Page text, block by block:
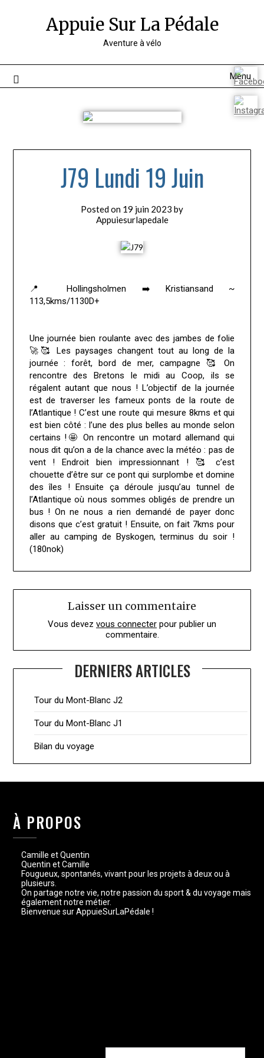
Appuie Sur La Pédale
Aventure à vélo
Menu
J79 Lundi 19 Juin
Posted on 19 juin 2023 by
Appuiesurlapedale
📍 Hollingsholmen ➡️ Kristiansand ~
113,5kms/1130D+
Une journée bien roulante avec des jambes de folie
🚀🥰 Les paysages changent tout au long de la
journée : forêt, bord de mer, campagne 🥰 On
rencontre des Bretons le midi au Coop, ils se
régalent autant que nous ! L’objectif de la journée
est de traverser les fameux ponts de la route de
l’Atlantique ! C’est une route qui mesure 8kms et qui
est bien côté : l’une des plus belles au monde selon
certains !🤩 On rencontre un motard allemand qui
nous dit qu’on a de la chance avec la météo : pas de
vent ! Endroit bien impressionnant ! 🥰 c’est
chouette d’être sur ce pont qui surplombe et domine
des îles ! Ensuite ça déroule jusqu’au tunnel de
l’Atlantique où nous sommes obligés de prendre un
bus ! On ne nous a rien demandé de payer donc
disons que c’est gratuit ! Ensuite, on fait 7kms pour
aller au camping de Byskogen, terminus du soir !
(180nok)
Laisser un commentaire
Vous devez vous connecter pour publier un
commentaire.
DERNIERS ARTICLES
Tour du Mont-Blanc J2
Tour du Mont-Blanc J1
Bilan du voyage
À PROPOS
Camille et Quentin
Quentin et Camille
Fougueux, spontanés, vivant pour les projets à deux ou à
plusieurs.
On partage notre vie, notre passion du sport & du voyage mais
également notre métier.
Bienvenue sur AppuieSurLaPédale !